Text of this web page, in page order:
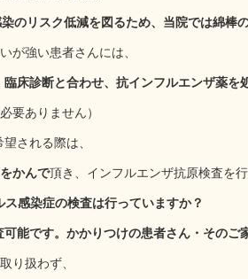
リスク低減を図るため、当院では綿棒
が強い患者さんには、
臨床診断と合わせ、抗インフルエンザ薬を
要ありません）
される際は、
かんで頂き、インフルエンザ抗原検査を行
感染症の検査は行っていますか？
能です。かかりつけの患者さん・そのご
り扱わず、